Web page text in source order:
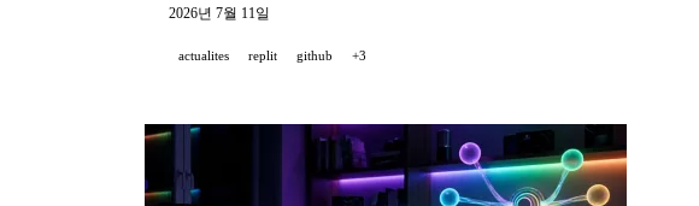
2026년 7월 11일
actualites replit github +3